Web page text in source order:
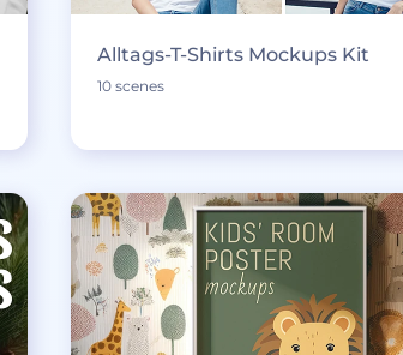
Alltags-T-Shirts Mockups Kit
10 scenes